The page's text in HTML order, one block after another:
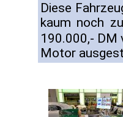
Diese
kaum noch
190.000,- DM
Motor